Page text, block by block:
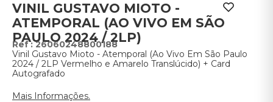
VINIL GUSTAVO MIOTO -
ATEMPORAL (AO VIVO EM SÃO
PAULO 2024 / 2LP)
:26060248800188
Vinil Gustavo Mioto - Atemporal (Ao Vivo Em São Paulo
2024 / 2LP Vermelho e Amarelo Translúcido) + Card
Autografado
Mais Informações.